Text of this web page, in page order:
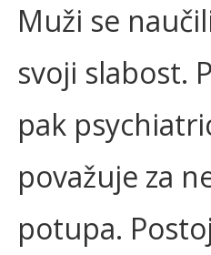
Muži se
svoji slabost.
pak
považuje za
potupa.